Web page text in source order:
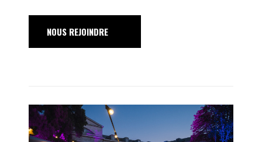
NOUS REJOINDRE